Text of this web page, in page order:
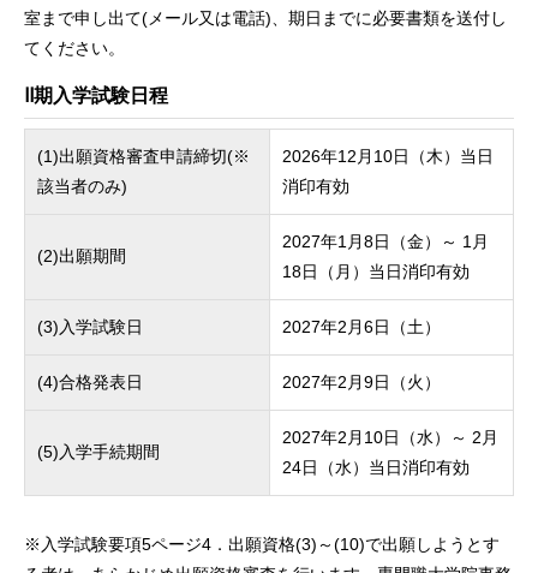
室まで申し出て(メール又は電話)、期日までに必要書類を送付し
てください。
Ⅱ期入学試験日程
(1)出願資格審査申請締切(※
該当者のみ)
2026年12月10日（木）当日
消印有効
(2)出願期間
2027年1月8日（金）～ 1月
18日（月）当日消印有効
(3)入学試験日 2027年2月6日（土）
(4)合格発表日 2027年2月9日（火）
(5)入学手続期間
2027年2月10日（水）～ 2月
24日（水）当日消印有効
※入学試験要項5ページ4．出願資格(3)～(10)で出願しようとす